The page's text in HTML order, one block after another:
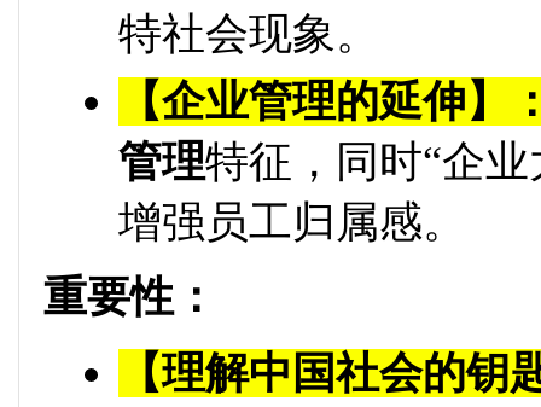
特社会现象。
【企业管理的延伸】
管理特征，同时“企
增强员工归属感。
重要性：
【理解中国社会的钥